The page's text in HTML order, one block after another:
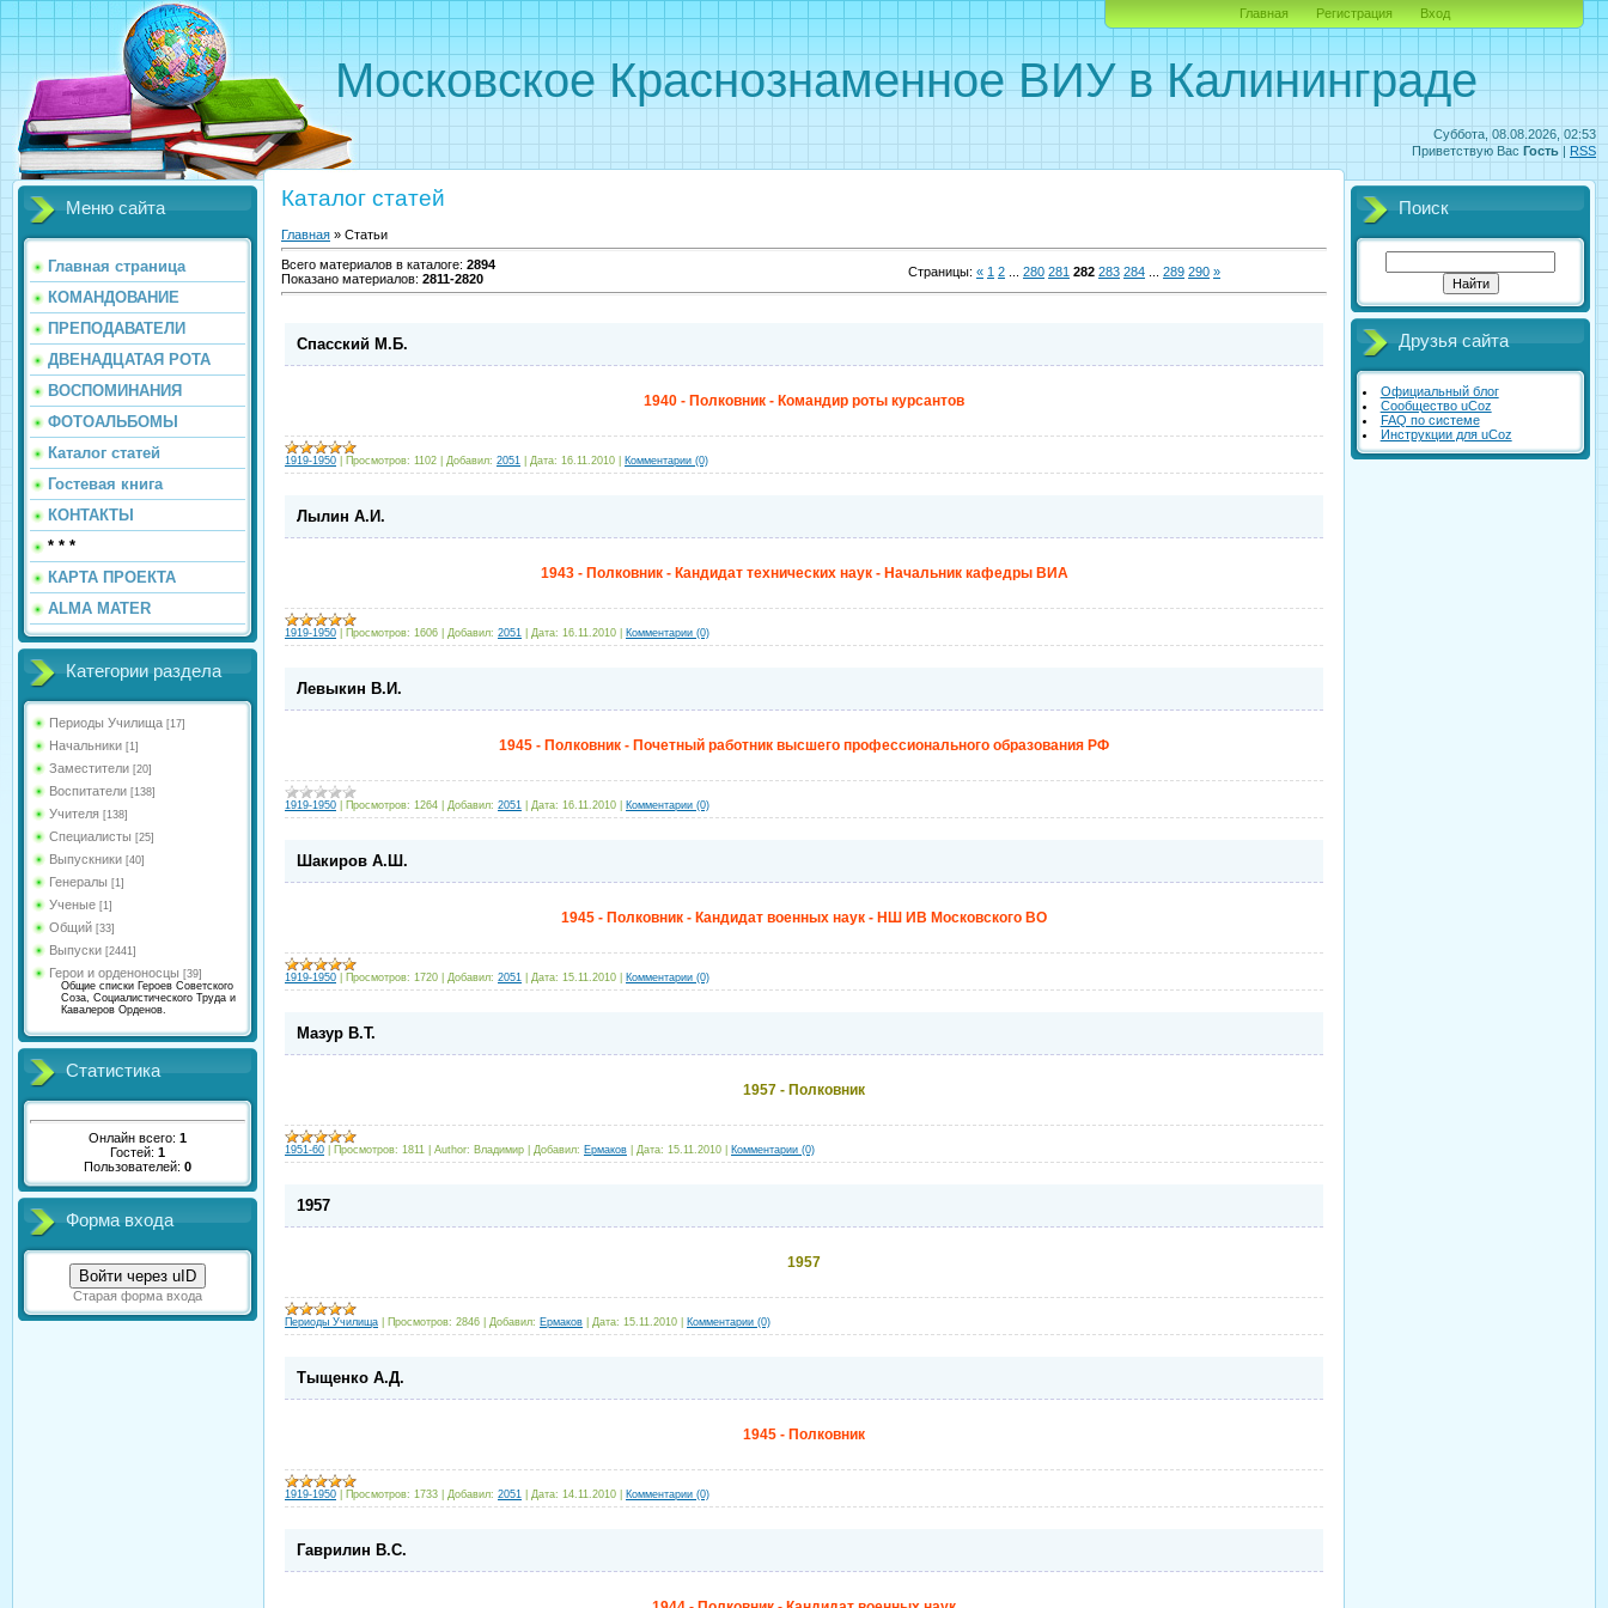
Суббота, 08.08.2026, 02:53
Приветствую Вас Гость | RSS
Московское Краснознаменное ВИУ в Калининграде
Главная Регистрация Вход
Меню сайта
Главная страница
КОМАНДОВАНИЕ
ПРЕПОДАВАТЕЛИ
ДВЕНАДЦАТАЯ РОТА
ВОСПОМИНАНИЯ
ФОТОАЛЬБОМЫ
Каталог статей
Гостевая книга
КОНТАКТЫ
* * *
КАРТА ПРОЕКТА
ALMA MATER
Категории раздела
Периоды Училища [17]
Начальники [1]
Заместители [20]
Воспитатели [138]
Учителя [138]
Специалисты [25]
Выпускники [40]
Генералы [1]
Ученые [1]
Общий [33]
Выпуски [2441]
Герои и орденоносцы [39]
Общие списки Героев Советского
Соза, Социалистического Труда и
Кавалеров Орденов.
Статистика
Онлайн всего: 1
Гостей: 1
Пользователей: 0
Форма входа
Войти через uID
Старая форма входа
Каталог статей
Главная » Статьи
Всего материалов в каталоге: 2894
Показано материалов: 2811-2820 Страницы: « 1 2 280 281 282 283 284 289 290 »
Спасский М.Б.
1940 - Полковник - Командир роты курсантов
1919-1950 Просмотров: 1102 Добавил: 2051 Дата: 16.11.2010 Комментарии (0)
Лылин А.И.
1943 - Полковник - Кандидат технических наук - Начальник кафедры ВИА
1919-1950 Просмотров: 1606 Добавил: 2051 Дата: 16.11.2010 Комментарии (0)
Левыкин В.И.
1945 - Полковник - Почетный работник высшего профессионального образования РФ
1919-1950 Просмотров: 1264 Добавил: 2051 Дата: 16.11.2010 Комментарии (0)
Шакиров А.Ш.
1945 - Полковник - Кандидат военных наук - НШ ИВ Московского ВО
1919-1950 Просмотров: 1720 Добавил: 2051 Дата: 15.11.2010 Комментарии (0)
Мазур В.Т.
1957 - Полковник
1951-60 Просмотров: 1811 Author: Владимир Добавил: Ермаков Дата: 15.11.2010 Комментарии (0)
1957
1957
Периоды Училища Просмотров: 2846 Добавил: Ермаков Дата: 15.11.2010 Комментарии (0)
Тыщенко А.Д.
1945 - Полковник
1919-1950 Просмотров: 1733 Добавил: 2051 Дата: 14.11.2010 Комментарии (0)
Гаврилин В.С.
Поиск
Друзья сайта
Официальный блог
Сообщество uCoz
FAQ по системе
Инструкции для uCoz